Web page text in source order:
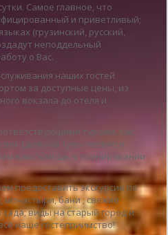
Самое главное, что
и приветливый;
(грузинский, русский,
неподдельный
о Вас.
наших гостей
за доступные цены, из
вокзала до отеля и
турами, как
Цены на туры низкие и
вам помощь в планировании
предоставить экскурсии по
монастыри, бани ; свежие
виды на старый город и
наше гостеприимство!